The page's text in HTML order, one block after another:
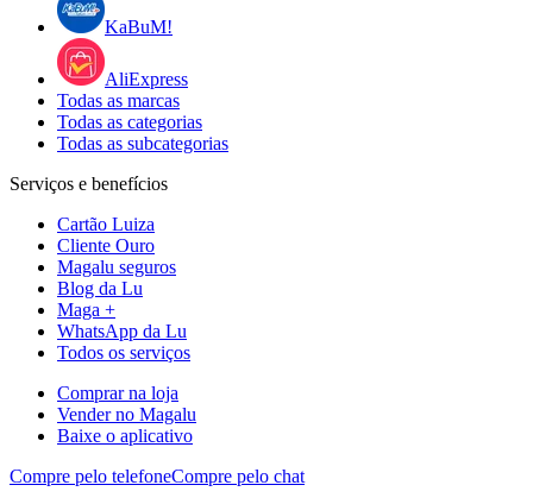
KaBuM!
AliExpress
Todas as marcas
Todas as categorias
Todas as subcategorias
Serviços e benefícios
Cartão Luiza
Cliente Ouro
Magalu seguros
Blog da Lu
Maga +
WhatsApp da Lu
Todos os serviços
Comprar na loja
Vender no Magalu
Baixe o aplicativo
Compre pelo telefoneCompre pelo chat